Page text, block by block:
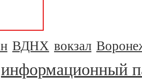
ВДНХ вокзал
информационный